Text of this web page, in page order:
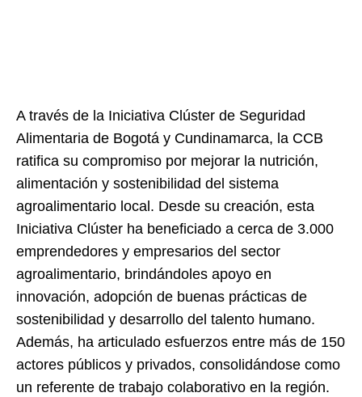
A través de la Iniciativa Clúster de Seguridad
Alimentaria de Bogotá y Cundinamarca, la CCB
ratifica su compromiso por mejorar la nutrición,
alimentación y sostenibilidad del sistema
agroalimentario local. Desde su creación, esta
Iniciativa Clúster ha beneficiado a cerca de 3.000
emprendedores y empresarios del sector
agroalimentario, brindándoles apoyo en
innovación, adopción de buenas prácticas de
sostenibilidad y desarrollo del talento humano.
Además, ha articulado esfuerzos entre más de 150
actores públicos y privados, consolidándose como
un referente de trabajo colaborativo en la región.